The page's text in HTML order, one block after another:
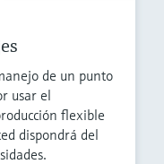
de un punto
usar el
flexible
dispondrá del